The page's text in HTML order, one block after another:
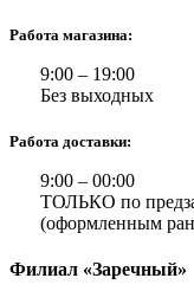
Работа магазина:
9:00 – 19:00
Без выходных
Работа доставки:
9:00 – 00:00
ТОЛЬКО по
(оформленным
Филиал «Заречный»